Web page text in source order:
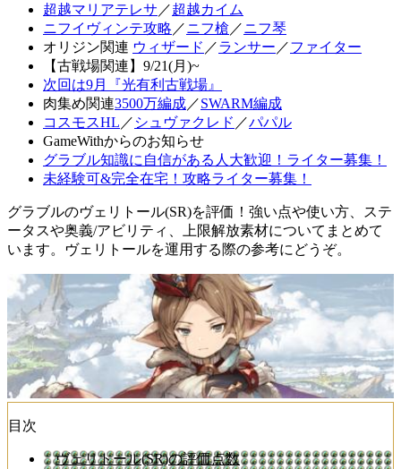
超越マリアテレサ ／超越カイム
ニフイヴィンテ攻略 ／ニフ槍 ／ニフ琴
オリジン関連 ウィザード ／ランサー ／ファイター
【古戦場関連】9/21(月)~
次回は9月『光有利古戦場』
肉集め関連3500万編成／SWARM編成
コスモスHL ／ シュヴァクレド ／パパル
GameWithからのお知らせ
グラブル知識に自信がある人大歓迎！ライター募集！
未経験可&完全在宅！攻略ライター募集！
グラブルのヴェリトール(SR)を評価！強い点や使い方、ステ
ータスや奥義/アビリティ、上限解放素材についてまとめて
います。ヴェリトールを運用する際の参考にどうぞ。
目次
ヴェリトール(SR)の評価点数